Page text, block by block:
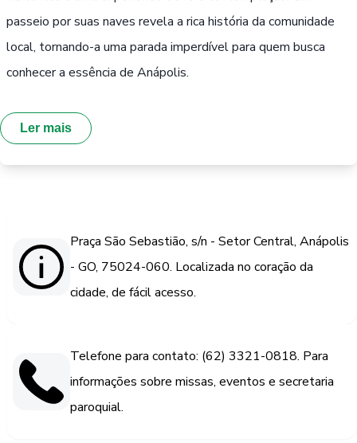
passeio por suas naves revela a rica história da comunidade
local, tornando-a uma parada imperdível para quem busca
conhecer a essência de Anápolis.
Ler mais
Praça São Sebastião, s/n - Setor Central, Anápolis
- GO, 75024-060. Localizada no coração da
cidade, de fácil acesso.
Telefone para contato: (62) 3321-0818. Para
informações sobre missas, eventos e secretaria
paroquial.